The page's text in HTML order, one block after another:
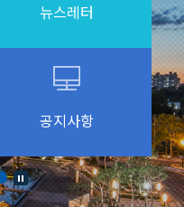
뉴스레터
공지사항